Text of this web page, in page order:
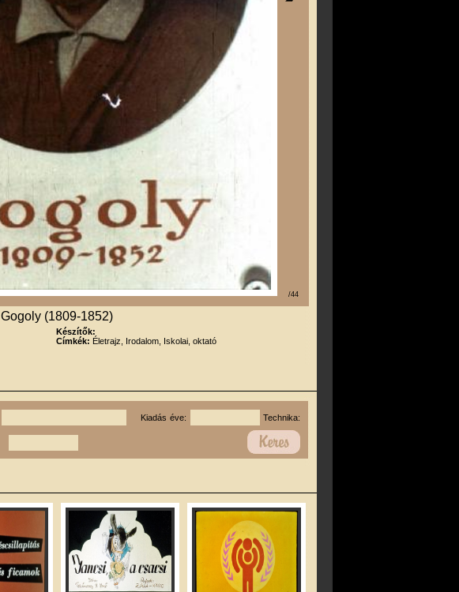
/44
Gogoly (1809-1852)
Készítők:
Címkék: Életrajz, Irodalom, Iskolai, oktató
Kiadás éve: Technika: